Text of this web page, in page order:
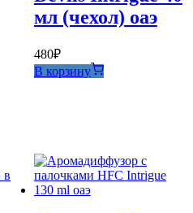
мл (чехол) оаэ
480₽
В корзину